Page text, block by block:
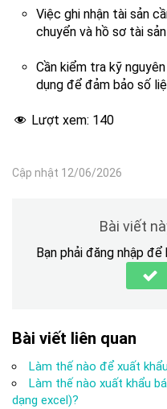
Việc ghi nhận tài sản
chuyển và hồ sơ tài sản
Cần kiểm tra kỹ
dụng để đảm bảo số
Lượt xem: 140
Cập nhật 12/06/2026
Bài viết
Bạn phải đăng nhập
Bài viết liên quan
Làm thế nào để xuất
Làm thế nào xuất khẩu
dạng excel)?